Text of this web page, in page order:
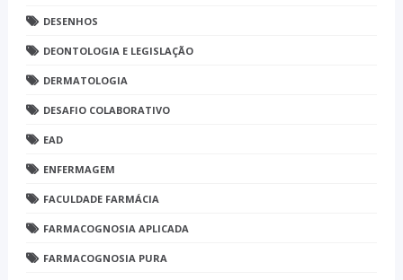
DESENHOS
DEONTOLOGIA E LEGISLAÇÃO
DERMATOLOGIA
DESAFIO COLABORATIVO
EAD
ENFERMAGEM
FACULDADE FARMÁCIA
FARMACOGNOSIA APLICADA
FARMACOGNOSIA PURA